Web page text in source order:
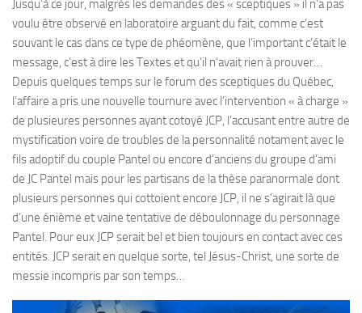
Jusqu’à ce jour, malgrès les demandes des « sceptiques » il n’a pas
voulu être observé en laboratoire arguant du fait, comme c’est
souvant le cas dans ce type de phéomène, que l’important c’était le
message, c’est à dire les Textes et qu’il n’avait rien à prouver…
Depuis quelques temps sur le forum des sceptiques du Québec,
l’affaire a pris une nouvelle tournure avec l’intervention « à charge »
de plusieures personnes ayant cotoyé JCP, l’accusant entre autre de
mystification voire de troubles de la personnalité notament avec le
fils adoptif du couple Pantel ou encore d’anciens du groupe d’ami
de JC Pantel mais pour les partisans de la thèse paranormale dont
plusieurs personnes qui cottoient encore JCP, il ne s’agirait là que
d’une énième et vaine tentative de déboulonnage du personnage
Pantel. Pour eux JCP serait bel et bien toujours en contact avec ces
entités. JCP serait en quelque sorte, tel Jésus-Christ, une sorte de
messie incompris par son temps…